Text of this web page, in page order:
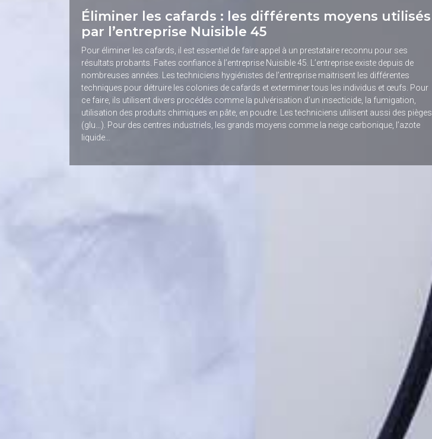
Éliminer les cafards : les différents moyens utilisés
par l’entreprise Nuisible 45
Pour éliminer les cafards, il est essentiel de faire appel à un prestataire reconnu pour ses
résultats probants. Faites confiance à l’entreprise Nuisible 45. L’entreprise existe depuis de
nombreuses années. Les techniciens hygiénistes de l’entreprise maitrisent les différentes
techniques pour détruire les colonies de cafards et exterminer tous les individus et œufs. Pour
ce faire, ils utilisent divers procédés comme la pulvérisation d’un insecticide, la fumigation,
utilisation des produits chimiques en pâte, en poudre. Les techniciens utilisent aussi des pièges
(glu…). Pour des centres industriels, les grands moyens comme la neige carbonique, l’azote
liquide…